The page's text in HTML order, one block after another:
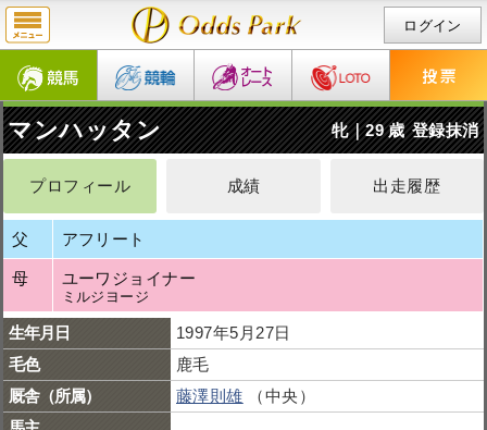
ログイン
マンハッタン 牝｜29 歳 登録抹消
プロフィール 成績 出走履歴
父 アフリート
母 ユーワジョイナー
ミルジヨージ
生年月日
1997年5月27日
毛色
鹿毛
厩舎（所属）
藤澤則雄 （中央）